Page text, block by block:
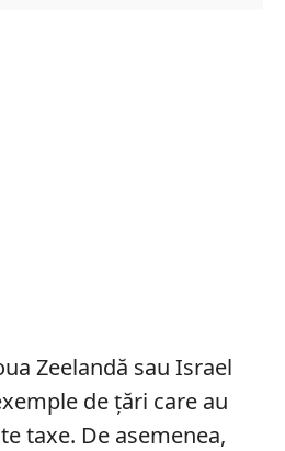
Zeelandă sau Israel
de țări care au
taxe. De asemenea,